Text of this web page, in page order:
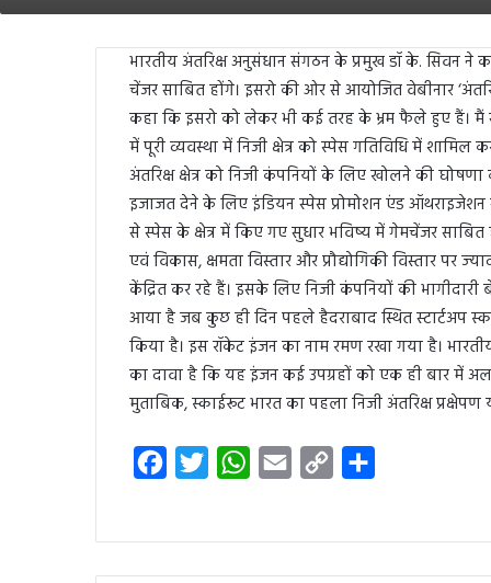
भारतीय अंतरिक्ष अनुसंधान संगठन के प्रमुख डॉ के. सिवन ने
चेंजर साबित होंगे। इसरो की ओर से आयोजित वेबीनार
कहा कि इसरो को लेकर भी कई तरह के भ्रम फैले हुए हैं।
में पूरी व्यवस्था में निजी क्षेत्र को स्पेस गतिविधि में
अंतरिक्ष क्षेत्र को निजी कंपनियों के लिए खोलने की
इजाजत देने के लिए इंडियन स्पेस प्रोमोशन एंड
से स्पेस के क्षेत्र में किए गए सुधार भविष्य में गेमचेंजर
एवं विकास, क्षमता विस्तार और प्रौद्योगिकी विस्तार पर
केंद्र‍ित कर रहे हैं। इसके लिए निजी कंपनियों की
आया है जब कुछ ही दिन पहले हैदराबाद स्थित स्टार्टअप
किया है। इस रॉकेट इंजन का नाम रमण रखा गया है।
का दावा है कि यह इंजन कई उपग्रहों को एक ही बार में
मुताबिक, स्काईरूट भारत का पहला निजी अंतरिक्ष प्रक्षेपण
W